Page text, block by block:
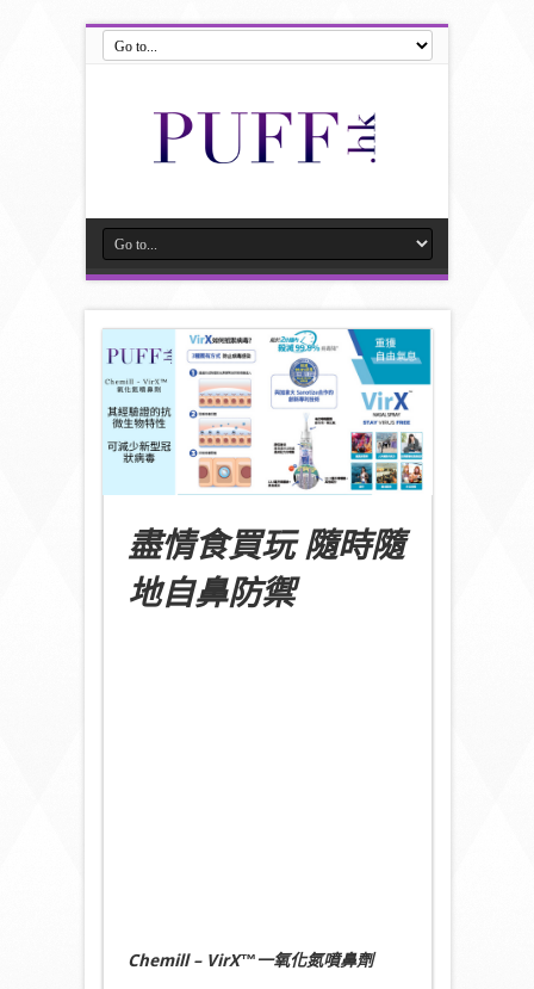
盡情食買玩 隨時隨
地自鼻防禦
Chemill – VirX™一氧化氮噴鼻劑